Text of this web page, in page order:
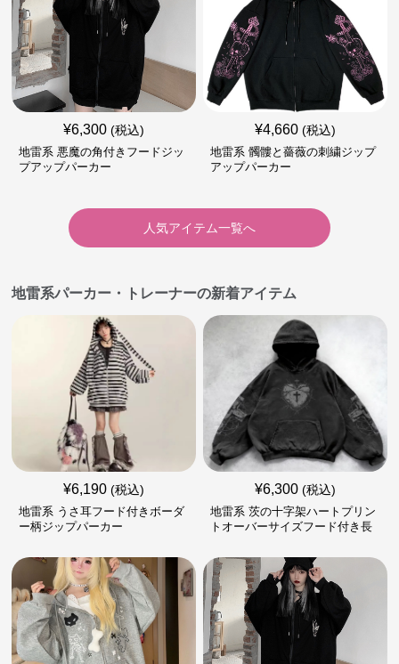
¥6,300 (税込)
地雷系 悪魔の角付きフードジッ
プアップパーカー
¥4,660 (税込)
地雷系 髑髏と薔薇の刺繍ジップ
アップパーカー
人気アイテム一覧へ
地雷系パーカー・トレーナーの新着アイテム
¥6,190 (税込)
地雷系 うさ耳フード付きボーダ
ー柄ジップパーカー
¥6,300 (税込)
地雷系 茨の十字架ハートプリン
トオーバーサイズフード付き長